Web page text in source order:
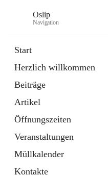
Oslip
Navigation
Start
Herzlich willkommen
Beiträge
Artikel
Öffnungszeiten
Veranstaltungen
Müllkalender
Kontakte
Externe Webseite
in
Tab
Bundeskanzleramt Österreich
Externe Webseite
öffnet
in
neuem
Tab